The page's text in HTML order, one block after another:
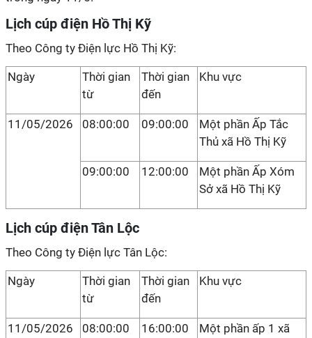
Lịch cúp điện Hồ Thị Kỹ
Theo Công ty Điện lực Hồ Thị Kỹ:
Ngày
Thời gian
từ
Thời gian
đến
Khu vực
11/05/2026 08:00:00 09:00:00
Một phần Ấp Tắc
Thủ xã Hồ Thị Kỹ
09:00:00 12:00:00
Một phần Ấp Xóm
Sở xã Hồ Thị Kỹ
Lịch cúp điện Tân Lộc
Theo Công ty Điện lực Tân Lộc:
Ngày
Thời gian
từ
Thời gian
đến
Khu vực
11/05/2026 08:00:00 16:00:00
Một phần ấp 1 xã